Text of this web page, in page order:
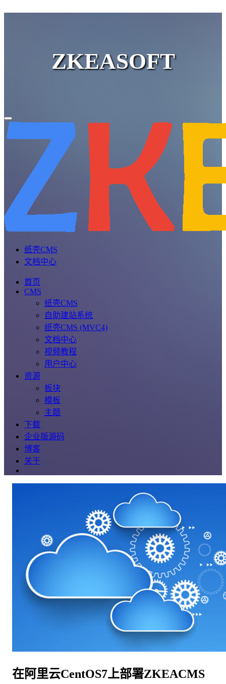
ZKEASOFT
纸壳CMS
文档中心
首页
CMS
纸壳CMS
自助建站系统
纸壳CMS (MVC4)
文档中心
视频教程
用户中心
资源
板块
模板
主题
下载
企业版源码
博客
关于
在阿里云CentOS7上部署ZKEACMS